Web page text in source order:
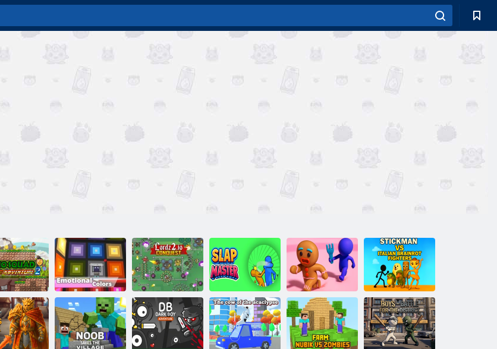
Squad
2
Kogama:
Duygusal
Renkler
Lordz 2. io Tokat Ustası
Zencefilli
Kurabiye Adamı
Kurtar
Çöp Adam VS
İtalyan Brainrot
Savaşçıları